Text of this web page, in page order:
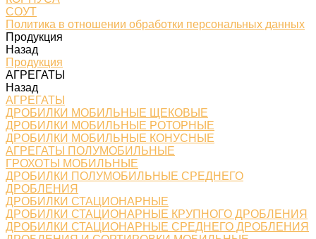
СОУТ
Политика в отношении обработки персональных данных
Продукция
Назад
Продукция
АГРЕГАТЫ
Назад
АГРЕГАТЫ
ДРОБИЛКИ МОБИЛЬНЫЕ ЩЕКОВЫЕ
ДРОБИЛКИ МОБИЛЬНЫЕ РОТОРНЫЕ
ДРОБИЛКИ МОБИЛЬНЫЕ КОНУСНЫЕ
АГРЕГАТЫ ПОЛУМОБИЛЬНЫЕ
ГРОХОТЫ МОБИЛЬНЫЕ
ДРОБИЛКИ ПОЛУМОБИЛЬНЫЕ СРЕДНЕГО
ДРОБЛЕНИЯ
ДРОБИЛКИ СТАЦИОНАРНЫЕ
ДРОБИЛКИ СТАЦИОНАРНЫЕ КРУПНОГО ДРОБЛЕНИЯ
ДРОБИЛКИ СТАЦИОНАРНЫЕ СРЕДНЕГО ДРОБЛЕНИЯ